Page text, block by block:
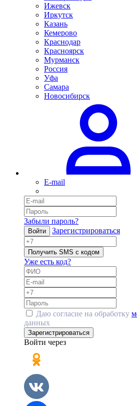
Ижевск
Иркутск
Казань
Кемерово
Краснодар
Красноярск
Мурманск
Россия
Уфа
Самара
Новосибирск
E-mail
Забыли пароль?
Войти Зарегистрироваться
Получить SMS с кодом
Уже есть код?
Даю согласие на обработку
данных
Зарегистрироваться
Войти через